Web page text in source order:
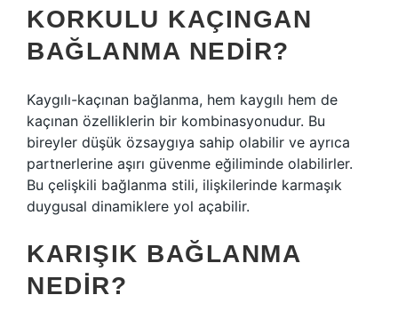
KORKULU KAÇINGAN
BAĞLANMA NEDIR?
Kaygılı-kaçınan bağlanma, hem kaygılı hem de
kaçınan özelliklerin bir kombinasyonudur. Bu
bireyler düşük özsaygıya sahip olabilir ve ayrıca
partnerlerine aşırı güvenme eğiliminde olabilirler.
Bu çelişkili bağlanma stili, ilişkilerinde karmaşık
duygusal dinamiklere yol açabilir.
KARIŞIK BAĞLANMA
NEDIR?